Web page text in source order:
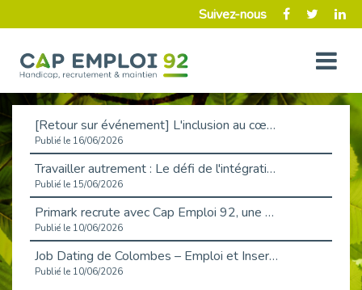
Suivez-nous
[Retour sur événement] L'inclusion au cœur de la Place de l'Emploi à La Défense !
Publié le 16/06/2026
Travailler autrement : Le défi de l'intégration des maladies chroniques en entreprise
Publié le 15/06/2026
Primark recrute avec Cap Emploi 92, une matinée couronnée de succès !
Publié le 10/06/2026
Job Dating de Colombes – Emploi et Insertion
Publié le 10/06/2026